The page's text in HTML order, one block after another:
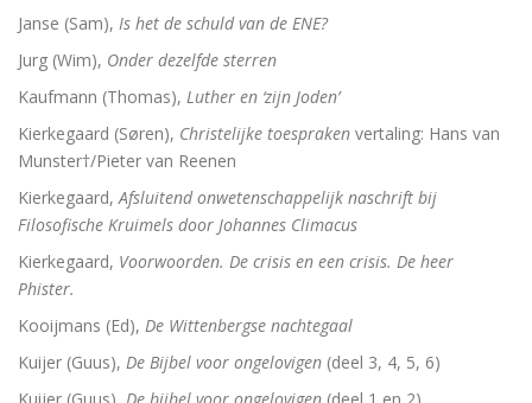
Janse (Sam), Is het de schuld van de ENE?
Jurg (Wim), Onder dezelfde sterren
Kaufmann (Thomas), Luther en ‘zijn Joden’
Kierkegaard (Søren), Christelijke toespraken vertaling: Hans van
Munster†/Pieter van Reenen
Kierkegaard,Afsluitend onwetenschappelijk naschrift bij
Filosofische Kruimels door Johannes Climacus
Kierkegaard, Voorwoorden. De crisis en een crisis. De heer
Phister.
Kooijmans (Ed), De Wittenbergse nachtegaal
Kuijer (Guus), De Bijbel voor ongelovigen (deel 3, 4, 5, 6)